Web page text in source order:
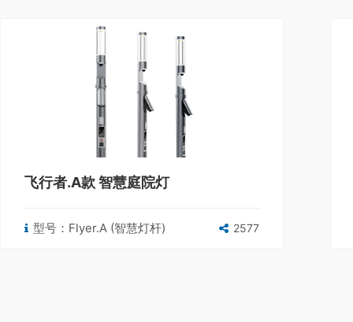
飞行者.A款 智慧庭院灯
型号：Flyer.A (智慧灯杆) 2577